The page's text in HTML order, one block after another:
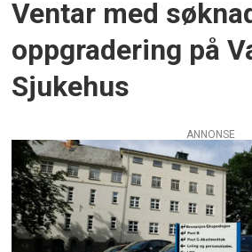
Ventar med
oppgradering på
Sjukehus
ANNONSE